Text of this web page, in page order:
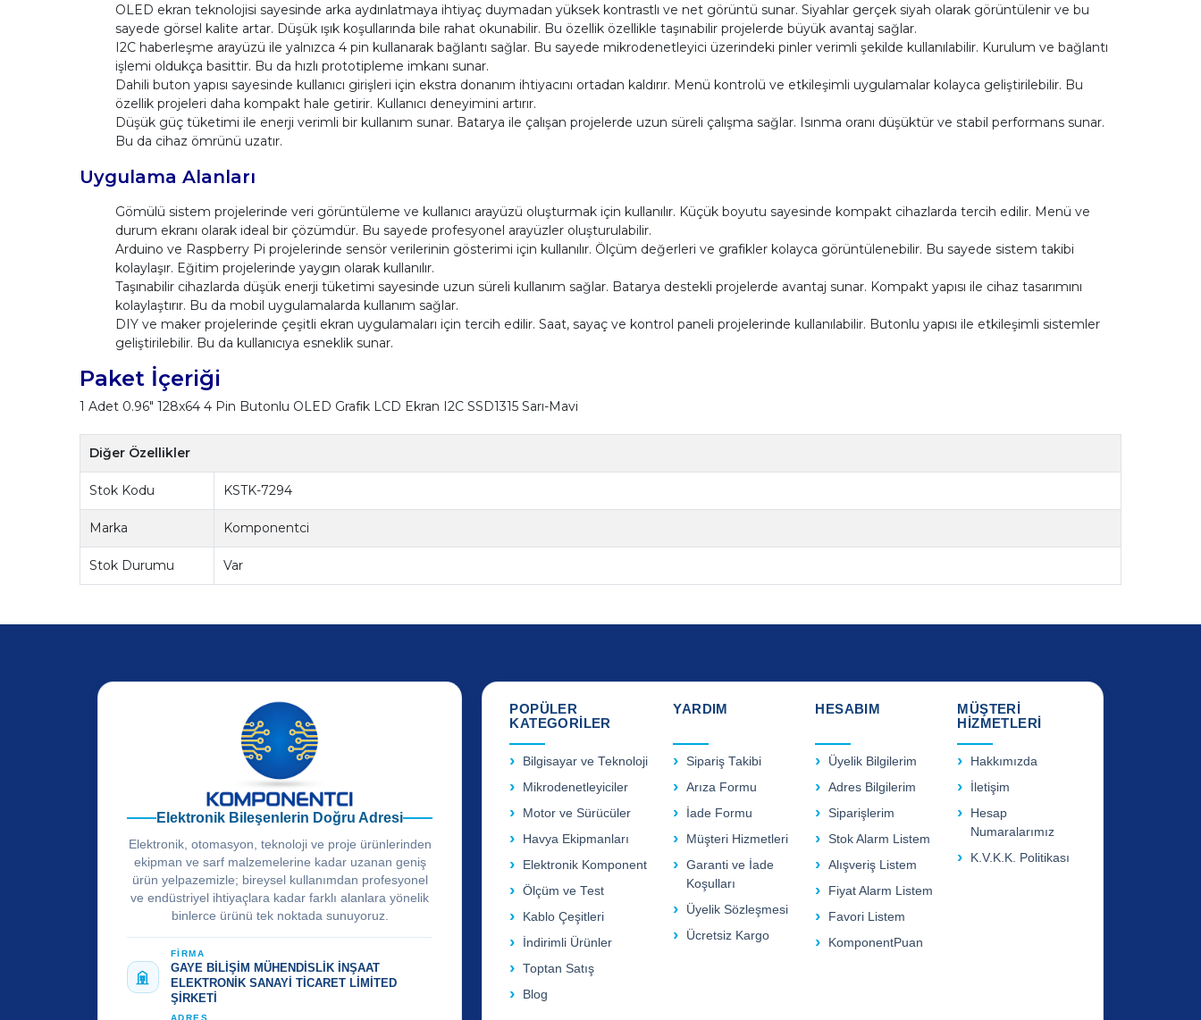
OLED ekran teknolojisi sayesinde arka aydınlatmaya ihtiyaç duymadan yüksek kontrastlı ve net görüntü sunar. Siyahlar gerçek siyah olarak görüntülenir ve bu
sayede görsel kalite artar. Düşük ışık koşullarında bile rahat okunabilir. Bu özellik özellikle taşınabilir projelerde büyük avantaj sağlar.
I2C haberleşme arayüzü ile yalnızca 4 pin kullanarak bağlantı sağlar. Bu sayede mikrodenetleyici üzerindeki pinler verimli şekilde kullanılabilir. Kurulum ve bağlantı
işlemi oldukça basittir. Bu da hızlı prototipleme imkanı sunar.
Dahili buton yapısı sayesinde kullanıcı girişleri için ekstra donanım ihtiyacını ortadan kaldırır. Menü kontrolü ve etkileşimli uygulamalar kolayca geliştirilebilir. Bu
özellik projeleri daha kompakt hale getirir. Kullanıcı deneyimini artırır.
Düşük güç tüketimi ile enerji verimli bir kullanım sunar. Batarya ile çalışan projelerde uzun süreli çalışma sağlar. Isınma oranı düşüktür ve stabil performans sunar.
Bu da cihaz ömrünü uzatır.
Uygulama Alanları
Gömülü sistem projelerinde veri görüntüleme ve kullanıcı arayüzü oluşturmak için kullanılır. Küçük boyutu sayesinde kompakt cihazlarda tercih edilir. Menü ve
durum ekranı olarak ideal bir çözümdür. Bu sayede profesyonel arayüzler oluşturulabilir.
Arduino ve Raspberry Pi projelerinde sensör verilerinin gösterimi için kullanılır. Ölçüm değerleri ve grafikler kolayca görüntülenebilir. Bu sayede sistem takibi
kolaylaşır. Eğitim projelerinde yaygın olarak kullanılır.
Taşınabilir cihazlarda düşük enerji tüketimi sayesinde uzun süreli kullanım sağlar. Batarya destekli projelerde avantaj sunar. Kompakt yapısı ile cihaz tasarımını
kolaylaştırır. Bu da mobil uygulamalarda kullanım sağlar.
DIY ve maker projelerinde çeşitli ekran uygulamaları için tercih edilir. Saat, sayaç ve kontrol paneli projelerinde kullanılabilir. Butonlu yapısı ile etkileşimli sistemler
geliştirilebilir. Bu da kullanıcıya esneklik sunar.
Paket İçeriği
1 Adet 0.96" 128x64 4 Pin Butonlu OLED Grafik LCD Ekran I2C SSD1315 Sarı-Mavi
Diğer Özellikler
Stok Kodu KSTK-7294
Marka Komponentci
Stok Durumu Var
Elektronik Bileşenlerin Doğru Adresi
Elektronik, otomasyon, teknoloji ve proje ürünlerinden
ekipman ve sarf malzemelerine kadar uzanan geniş
ürün yelpazemizle; bireysel kullanımdan profesyonel
ve endüstriyel ihtiyaçlara kadar farklı alanlara yönelik
binlerce ürünü tek noktada sunuyoruz.
FİRMA
GAYE BİLİŞİM MÜHENDİSLİK İNŞAAT
ELEKTRONİK SANAYİ TİCARET LİMİTED
ŞİRKETİ
POPÜLER
KATEGORİLER
Bilgisayar ve Teknoloji
Mikrodenetleyiciler
Motor ve Sürücüler
Havya Ekipmanları
Elektronik Komponent
Ölçüm ve Test
Kablo Çeşitleri
İndirimli Ürünler
Toptan Satış
Blog
YARDIM
Sipariş Takibi
Arıza Formu
İade Formu
Müşteri Hizmetleri
Garanti ve İade
Koşulları
Üyelik Sözleşmesi
Ücretsiz Kargo
HESABIM
Üyelik Bilgilerim
Adres Bilgilerim
Siparişlerim
Stok Alarm Listem
Alışveriş Listem
Fiyat Alarm Listem
Favori Listem
KomponentPuan
MÜŞTERİ
HİZMETLERİ
Hakkımızda
İletişim
Hesap
Numaralarımız
K.V.K.K. Politikası